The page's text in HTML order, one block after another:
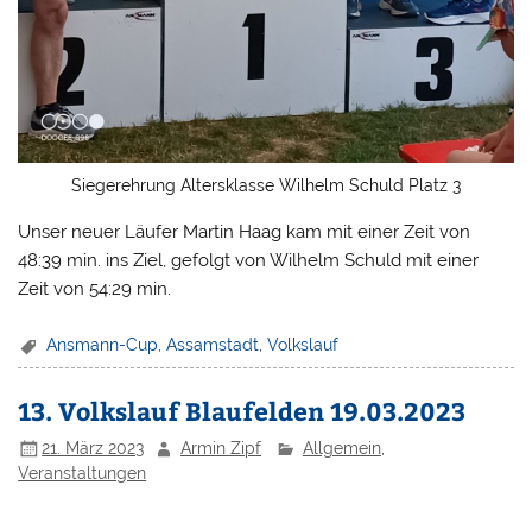
Siegerehrung Altersklasse Wilhelm Schuld Platz 3
Unser neuer Läufer Martin Haag kam mit einer Zeit von
48:39 min. ins Ziel, gefolgt von Wilhelm Schuld mit einer
Zeit von 54:29 min.
Ansmann-Cup ,Assamstadt ,Volkslauf
13. Volkslauf Blaufelden 19.03.2023
21. März 2023 Armin Zipf Allgemein,
Veranstaltungen